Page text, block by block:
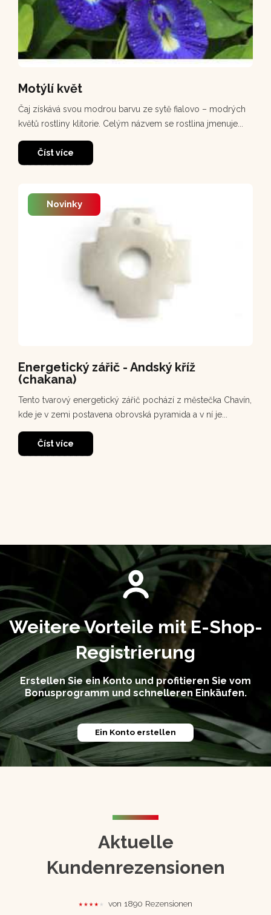
Motýlí květ
Čaj získává svou modrou barvu ze sytě fialovo – modrých
květů rostliny klitorie. Celým názvem se rostlina jmenuje...
Číst více
Energetický zářič - Andský kříž
(chakana)
Novinky
Tento tvarový energetický zářič pochází z městečka Chavín,
kde je v zemi postavena obrovská pyramida a v ní je...
Číst více
Weitere Vorteile mit E-Shop-
Registrierung
Erstellen Sie ein Konto und profitieren Sie vom
Bonusprogramm und schnelleren Einkäufen.
Ein Konto erstellen
Aktuelle
Kundenrezensionen
von 1890 Rezensionen